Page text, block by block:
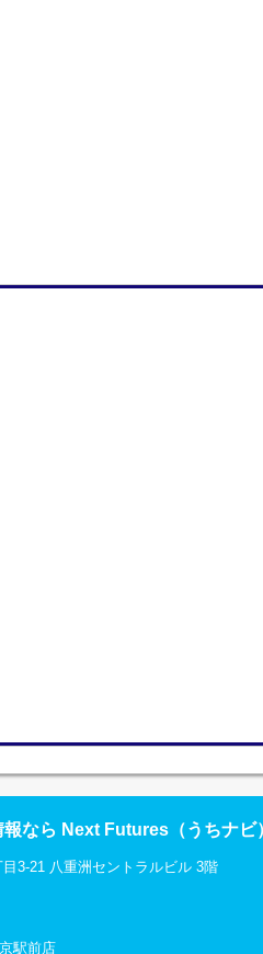
なら Next Futures（うちナビ
3-21 八重洲セントラルビル 3階
駅前店